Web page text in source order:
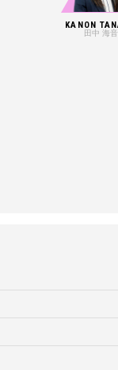
KANON
田中 海音